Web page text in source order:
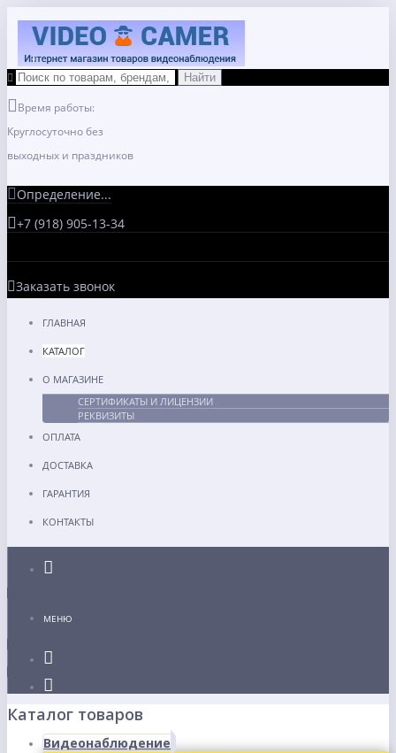
Время работы:
Круглосуточно без
выходных и праздников
Определение...
+7 (918) 905-13-34
Заказать звонок
ГЛАВНАЯ
КАТАЛОГ
О МАГАЗИНЕ
СЕРТИФИКАТЫ И ЛИЦЕНЗИИ
РЕКВИЗИТЫ
ОПЛАТА
ДОСТАВКА
ГАРАНТИЯ
КОНТАКТЫ
МЕНЮ
Каталог товаров
Видеонаблюдение